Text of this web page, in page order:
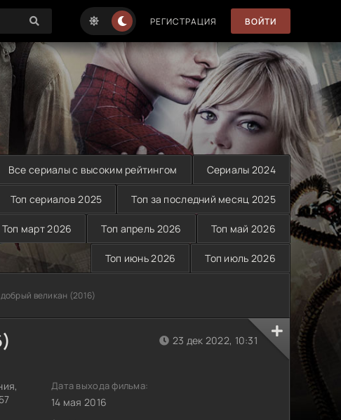
РЕГИСТРАЦИЯ ВОЙТИ
Все сериалы с высоким рейтингом Сериалы 2024
Топ сериалов 2025 Топ за последний месяц 2025
Топ март 2026 Топ апрель 2026 Топ май 2026
Топ июнь 2026 Топ июль 2026
великан (2016)
23 дек 2022, 10:31
Дата выхода фильма:
14 мая 2016